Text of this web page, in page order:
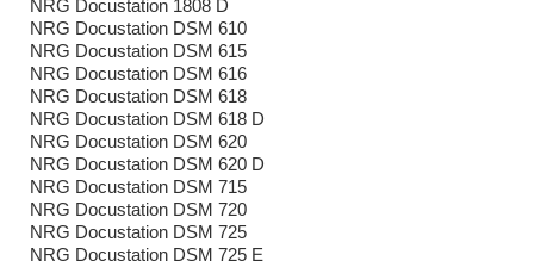
NRG Docustation 1808 D
NRG Docustation DSM 610
NRG Docustation DSM 615
NRG Docustation DSM 616
NRG Docustation DSM 618
NRG Docustation DSM 618 D
NRG Docustation DSM 620
NRG Docustation DSM 620 D
NRG Docustation DSM 715
NRG Docustation DSM 720
NRG Docustation DSM 725
NRG Docustation DSM 725 E